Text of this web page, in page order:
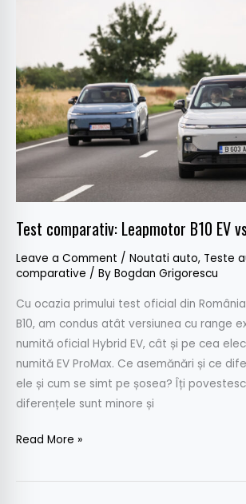
Test comparativ: Leapmotor B10 EV
Leave a Comment / Noutati auto, Teste
comparative / By Bogdan Grigorescu
Cu ocazia primului test oficial din
B10, am condus atât versiunea cu range
numită oficial Hybrid EV, cât și pe cea
numită EV ProMax. Ce asemănări și ce
ele și cum se simt pe șosea? Îți
diferențele sunt minore și
EV
vs
Hybrid
EV
Read More »